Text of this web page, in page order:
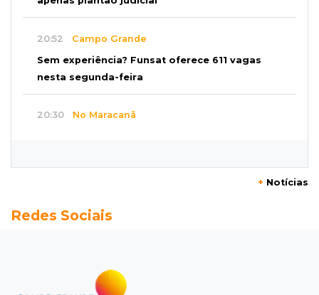
20:52 Campo Grande
Sem experiência? Funsat oferece 611 vagas
nesta segunda-feira
20:30 No Maracanã
Seleções em MS têm salários de até R$ 8,2 mil;
Jardim Itatiaia
Vigia é amarrado durante roubo de carro e
+ Notícias
Redes Sociais